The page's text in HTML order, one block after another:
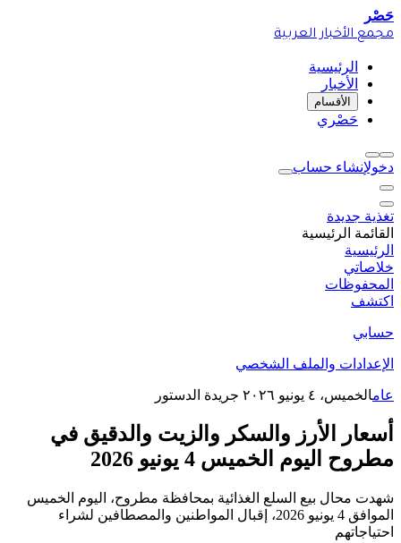
حَصْر
مجمع الأخبار العربية
الرئيسية
الأخبار
الأقسام
حَصْري
دخولإنشاء حساب
تغذية جديدة
القائمة الرئيسية
الرئيسية
خلاصاتي
المحفوظات
اكتشف
حسابي
الإعدادات والملف الشخصي
عامالخميس، ٤ يونيو ٢٠٢٦ جريدة الدستور
أسعار الأرز والسكر والزيت والدقيق في
مطروح اليوم الخميس 4 يونيو 2026
شهدت محال بيع السلع الغذائية بمحافظة مطروح، اليوم الخميس
الموافق 4 يونيو 2026، إقبال المواطنين والمصطافين لشراء
احتياجاتهم